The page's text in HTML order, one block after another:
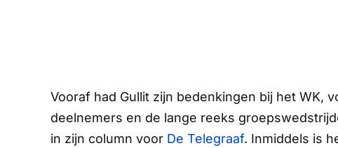
Vooraf had Gullit zijn bedenkingen bij het WK,
deelnemers en de lange reeks
in zijn column voor De Telegraaf. Inmiddels is